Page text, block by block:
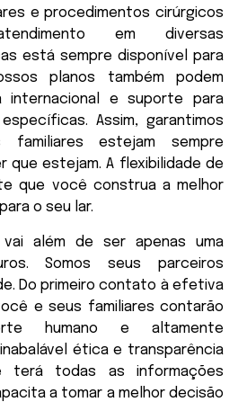
e procedimentos cirúrgicos
em diversas
está sempre disponível para
planos também podem
internacional e suporte para
Assim, garantimos
estejam sempre
que estejam. A flexibilidade de
que você construa a melhor
o seu lar.
vai além de ser apenas uma
Somos seus parceiros
Do primeiro contato à efetiva
e seus familiares contarão
humano e altamente
ética e transparência
terá todas as informações
a tomar a melhor decisão